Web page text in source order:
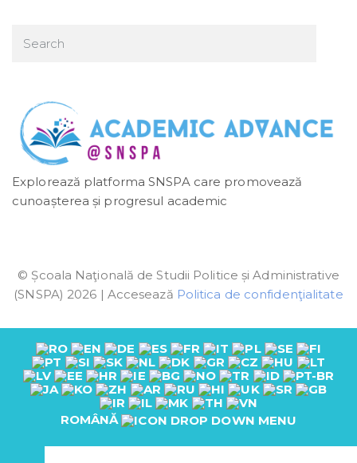
Explorează platforma SNSPA care promovează
cunoașterea și progresul academic
© Școala Naţională de Studii Politice și Administrative
(SNSPA) 2026 | Accesează Politica de confidenţialitate
ROMÂNĂ